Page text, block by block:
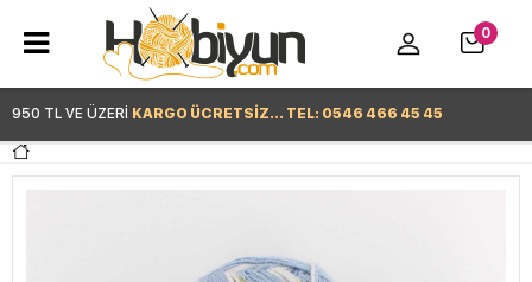
950 TL VE ÜZERİ KARGO ÜCRETSİZ... TEL: 0546 466 45 45
0